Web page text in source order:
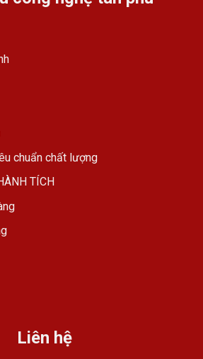
chuẩn chất lượng
TÍCH
Liên hệ